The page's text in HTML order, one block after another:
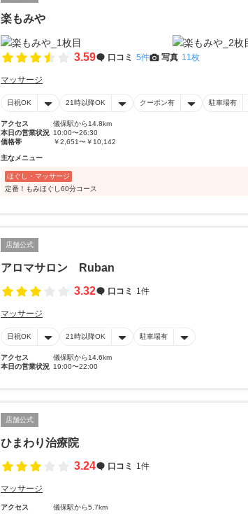
楽もみや
3.59 口コミ 5件 写真 11枚
マッサージ
日祝OK 21時以降OK クーポン有 駐車場有
アクセス
儀保駅から14.8km
本日の営業状況 10:00〜26:30
価格帯
￥2,651〜￥10,142
主なメニュー
ほぐし・マッサージ
定番！もみほぐし60分コース
店舗公式
アロマサロン Ruban
3.32
口コミ 1件
マッサージ
日祝OK 21時以降OK 駐車場有
アクセス
儀保駅から14.6km
本日の営業状況 19:00〜22:00
店舗公式
ひまわり治療院
3.24
口コミ 1件
マッサージ
アクセス 儀保駅から5.7km